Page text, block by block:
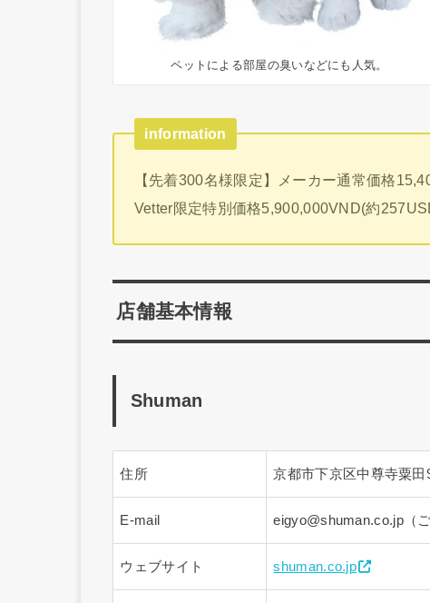
ペットによる部屋の臭いなどにも人気。
information
【先着300名様限定】メーカー通常価格
Vetter限定特別価格5,900,000VND(約
店舗基本情報
Shuman
住所 京都市下京区中尊寺粟田
E-mail eigyo@shuman.co.jp（
ウェブサイト shuman.co.jp